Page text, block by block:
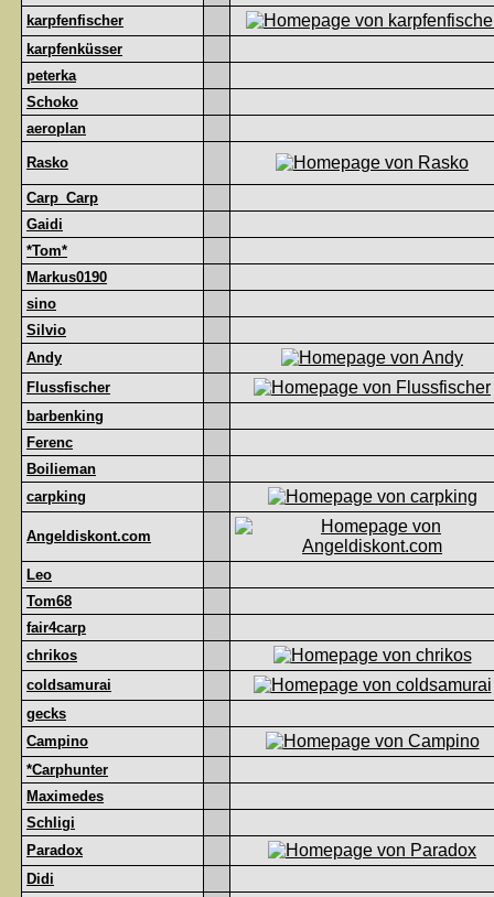
karpfenfischer
karpfenküsser
peterka
Schoko
aeroplan
Rasko
Carp_Carp
Gaidi
*Tom*
Markus0190
sino
Silvio
Andy
Flussfischer
barbenking
Ferenc
Boilieman
carpking
Angeldiskont.com
Leo
Tom68
fair4carp
chrikos
coldsamurai
gecks
Campino
*Carphunter
Maximedes
Schligi
Paradox
Didi